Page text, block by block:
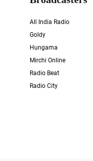
All India Radio
Goldy
Hungama
Mirchi Online
Radio Beat
Radio City